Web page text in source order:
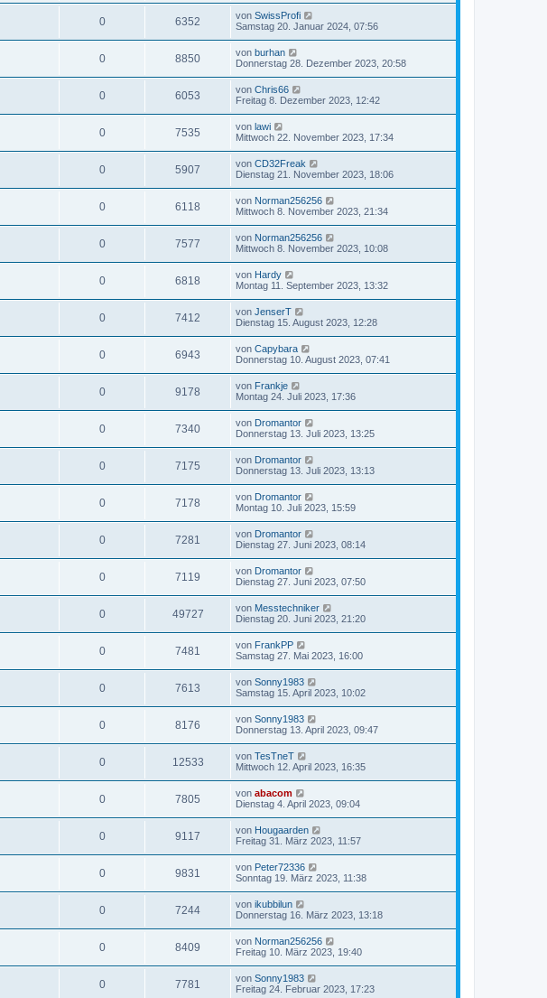
0 6352 von SwissProfi
Samstag 20. Januar 2024, 07:56
0 8850 von burhan
Donnerstag 28. Dezember 2023, 20:58
0 6053 von Chris66
Freitag 8. Dezember 2023, 12:42
0 7535 von lawi
Mittwoch 22. November 2023, 17:34
0 5907 von CD32Freak
Dienstag 21. November 2023, 18:06
0 6118 von Norman256256
Mittwoch 8. November 2023, 21:34
0 7577 von Norman256256
Mittwoch 8. November 2023, 10:08
0 6818 von Hardy
Montag 11. September 2023, 13:32
0 7412 von JenserT
Dienstag 15. August 2023, 12:28
0 6943 von Capybara
Donnerstag 10. August 2023, 07:41
0 9178 von Frankje
Montag 24. Juli 2023, 17:36
0 7340 von Dromantor
Donnerstag 13. Juli 2023, 13:25
0 7175 von Dromantor
Donnerstag 13. Juli 2023, 13:13
0 7178 von Dromantor
Montag 10. Juli 2023, 15:59
0 7281 von Dromantor
Dienstag 27. Juni 2023, 08:14
0 7119 von Dromantor
Dienstag 27. Juni 2023, 07:50
0 49727 von Messtechniker
Dienstag 20. Juni 2023, 21:20
0 7481 von FrankPP
Samstag 27. Mai 2023, 16:00
0 7613 von Sonny1983
Samstag 15. April 2023, 10:02
0 8176 von Sonny1983
Donnerstag 13. April 2023, 09:47
0 12533 von TesTneT
Mittwoch 12. April 2023, 16:35
0 7805 von abacom
Dienstag 4. April 2023, 09:04
0 9117 von Hougaarden
Freitag 31. März 2023, 11:57
0 9831 von Peter72336
Sonntag 19. März 2023, 11:38
0 7244 von ikubbilun
Donnerstag 16. März 2023, 13:18
0 8409 von Norman256256
Freitag 10. März 2023, 19:40
0 7781 von Sonny1983
Freitag 24. Februar 2023, 17:23